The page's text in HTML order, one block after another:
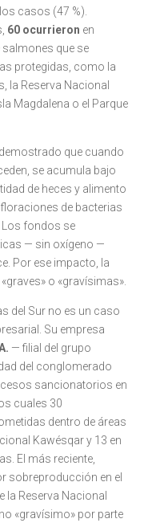
casos (47 %).
60 ocurrieron en
que se
protegidas, como la
la Reserva Nacional
Magdalena o el Parque
que cuando
se acumula bajo
de heces y alimento
de bacterias
Los fondos se
— sin oxígeno —
Por ese impacto, la
o «gravísimas».
del Sur no es un caso
Su empresa
— filial del grupo
del conglomerado
sancionatorios en
cuales 30
dentro de áreas
Kawésqar y 13 en
El más reciente,
sobreproducción en el
la Reserva Nacional
«gravísimo» por parte